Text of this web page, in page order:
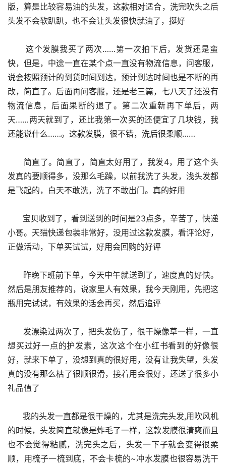
版，算是比较容易油的头发，这款相对适合，洗完吹头之后
头发不会软趴趴，也不会让头发很快就油了，挺好
快，但是，中途一直在某个点一直没有物流信息，问客服，
说会按照预计的到货时间到达，预计到达时间也是不断的再
改，简直了。后面再问客服，还是老三篇，七八天了还没有
物流信息，后面果断的退了。第二次重新再下单后，两
天……两天就到了，还比我第一次买的还便宜了几块钱，我
还能说什么……。这款发膜，很不错，洗后很柔顺……
发真的要顺得多，没那么毛躁，以前我洗了头发，浅头发都
是飞起的，白天不敢洗，洗了不敢出门。真的好用
小哥。天猫快递包装非常好，没用过这款发膜，看评论好，
正做活动，下单买试试，好用会回购的好评
然后是朋友推荐的，说家里人有效果，我今天刚用，先把这
瓶用完试试，有效果的话会再买，然后追评
想买过好一点的护发素，这次这个在小红书看到的好像很
好，就来下单了，没想到真的很好用，没有让我失望，头发
真的没有那么枯了很顺很滑，接着用会很好，还送了很多小
礼品值了
的时候，头发简直就像是炸毛了一样，这款发膜很清爽而且
也不会觉得粘腻，洗完头之后，头发一下子就会变得很柔
顺，用梳子一梳到底，不会卡梳的~冲水发膜也很容易洗干